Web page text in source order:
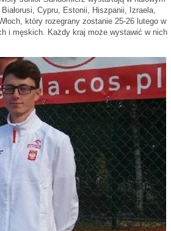
Cypru, Estonii, Hiszpanii, Izraela,
który rozegrany zostanie 25-26 lutego w
i męskich. Każdy kraj może wystawić w nich